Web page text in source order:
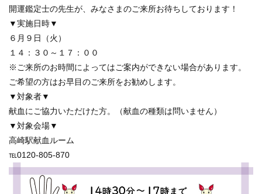
開運鑑定士の先生が、みなさまのご来所お待ちしております！
▼実施日時▼
６月９日（火）
１４：３０～１７：００
※ご来所のお時間によってはご案内ができない場合があります。
ご希望の方はお早目のご来所をお勧めします。
▼対象者▼
献血にご協力いただけた方。（献血の種類は問いません）
▼対象会場▼
高崎駅献血ルーム
℡0120-805-870